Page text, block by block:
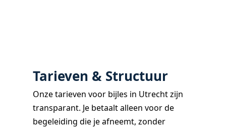
Tarieven & Structuur
Onze tarieven voor bijles in Utrecht zijn
transparant. Je betaalt alleen voor de
begeleiding die je afneemt, zonder